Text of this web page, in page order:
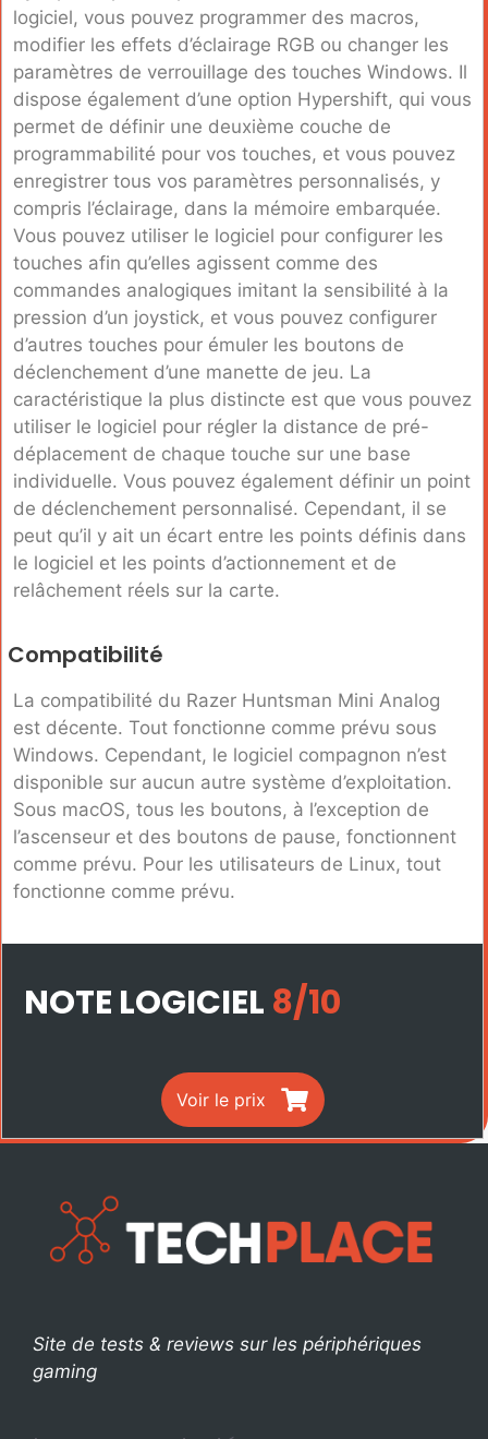
logiciel, vous pouvez programmer des macros,
modifier les effets d’éclairage RGB ou changer les
paramètres de verrouillage des touches Windows. Il
dispose également d’une option Hypershift, qui vous
permet de définir une deuxième couche de
programmabilité pour vos touches, et vous pouvez
enregistrer tous vos paramètres personnalisés, y
compris l’éclairage, dans la mémoire embarquée.
Vous pouvez utiliser le logiciel pour configurer les
touches afin qu’elles agissent comme des
commandes analogiques imitant la sensibilité à la
pression d’un joystick, et vous pouvez configurer
d’autres touches pour émuler les boutons de
déclenchement d’une manette de jeu. La
caractéristique la plus distincte est que vous pouvez
utiliser le logiciel pour régler la distance de pré-
déplacement de chaque touche sur une base
individuelle. Vous pouvez également définir un point
de déclenchement personnalisé. Cependant, il se
peut qu’il y ait un écart entre les points définis dans
le logiciel et les points d’actionnement et de
relâchement réels sur la carte.
Compatibilité
La compatibilité du Razer Huntsman Mini Analog
est décente. Tout fonctionne comme prévu sous
Windows. Cependant, le logiciel compagnon n’est
disponible sur aucun autre système d’exploitation.
Sous macOS, tous les boutons, à l’exception de
l’ascenseur et des boutons de pause, fonctionnent
comme prévu. Pour les utilisateurs de Linux, tout
fonctionne comme prévu.
NOTE LOGICIEL 8/10
Voir le prix
Site de tests & reviews sur les périphériques
gaming